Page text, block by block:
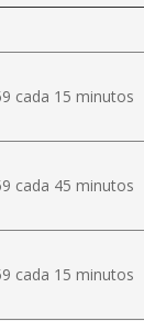
cada 15 minutos
cada 45 minutos
cada 15 minutos